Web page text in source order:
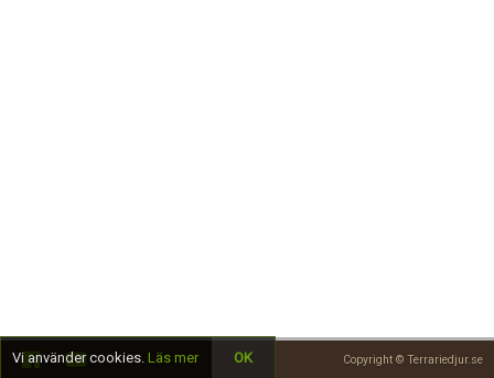
Copyright © Terrariedjur.se
Vi använder cookies. Läs mer OK